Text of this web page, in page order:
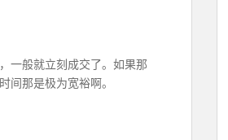
一般就立刻成交了。如果那
间那是极为宽裕啊。